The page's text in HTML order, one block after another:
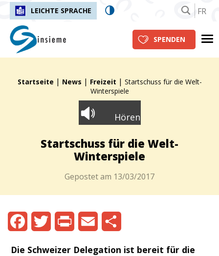
LEICHTE SPRACHE FR
insieme.ch
SPENDEN
Fil d'Ariane :
Startseite | News | Freizeit | Startschuss für die Welt-
Winterspiele
Hören
Startschuss für die Welt-
Winterspiele
Gepostet am 13/03/2017
Die Schweizer Delegation ist bereit für die